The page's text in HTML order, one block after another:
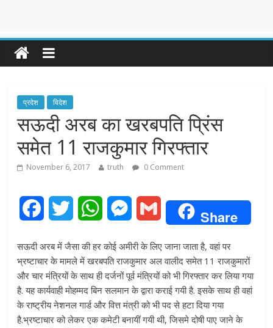
प्रदेश विदेश
सऊदी अरब का खरबपति प्रिंस
समेत 11 राजकुमार गिरफ्तार
November 6, 2017 truth 0 Comment
c
e
b
i
t
t
W
a
t
s
M
s
s
e
a
i
l
Share
सऊदी अरब में जैसा की हर कोई अमीरी के लिए जाना जाता है, वहां पर
भ्रष्टाचार के मामले में खरबपति राजकुमार अल वालीद समेत 11 राजकुमारों
और चार मंत्रियों के साथ ही दर्जनों पूर्व मंत्रियों को भी गिरफ्तार कर लिया गया
है. यह कार्यवाही मोहम्मद बिन सलमान के द्वारा कराई गयी है. इसके साथ ही वहां
के राष्ट्रीय नेशनल गार्ड और वित्त मंत्री को भी पद से हटा दिया गया
है.भ्रष्टाचार को लेकर एक कमेटी बनायीं गयी थी, जिसमे दोषी पाए जाने के